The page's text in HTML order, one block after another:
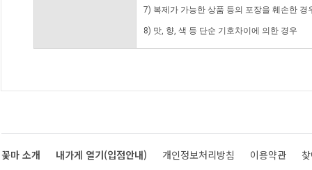
7) 복제가 가능한 상품 등의 포장을 훼손한 경
8) 맛, 향, 색 등 단순 기호차이에 의한 경우
꽃마 소개 내가게 열기(입점안내) 개인정보처리방침 이용약관